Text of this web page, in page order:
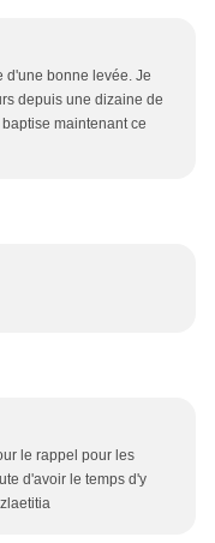
d'une bonne levée. Je
depuis une dizaine de
maintenant ce
le rappel pour les
d'avoir le temps d'y